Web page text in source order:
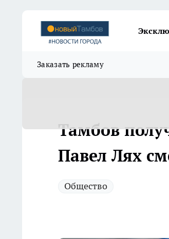
Заказать рекламу
Тамбов
Павел Лях
Общество